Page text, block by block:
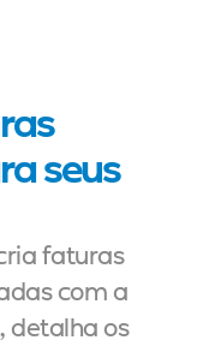
seus
faturas
com a
detalha os